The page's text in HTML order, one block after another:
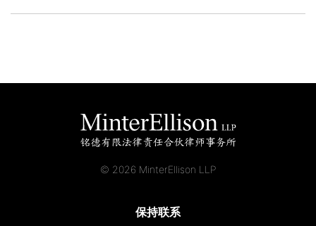
© 2026 MinterEllison LLP
保持联系